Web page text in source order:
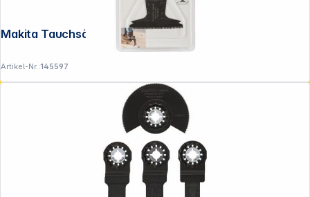
Makita Tauchsägebl. 65mm TMA056
Artikel-Nr.:145597
Folgen Sie uns auf